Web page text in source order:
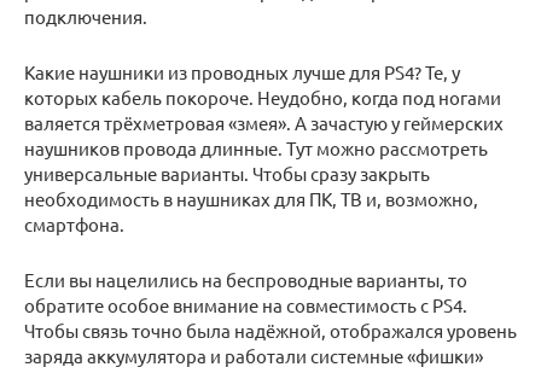
подключения.
Какие наушники из проводных лучше для PS4? Те, у
которых кабель покороче. Неудобно, когда под ногами
валяется трёхметровая «змея». А зачастую у геймерских
наушников провода длинные. Тут можно рассмотреть
универсальные варианты. Чтобы сразу закрыть
необходимость в наушниках для ПК, ТВ и, возможно,
смартфона.
Если вы нацелились на беспроводные варианты, то
обратите особое внимание на совместимость с PS4.
Чтобы связь точно была надёжной, отображался уровень
заряда аккумулятора и работали системные «фишки»